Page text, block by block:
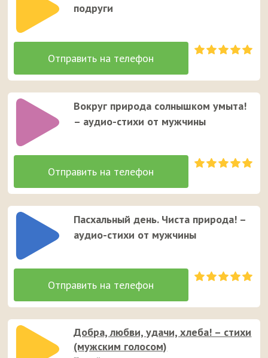
подруги
Вокруг природа солнышком умыта!
– аудио-стихи от мужчины
Пасхальный день. Чиста природа! –
аудио-стихи от мужчины
Добра, любви, удачи, хлеба! – стихи
(мужским голосом)